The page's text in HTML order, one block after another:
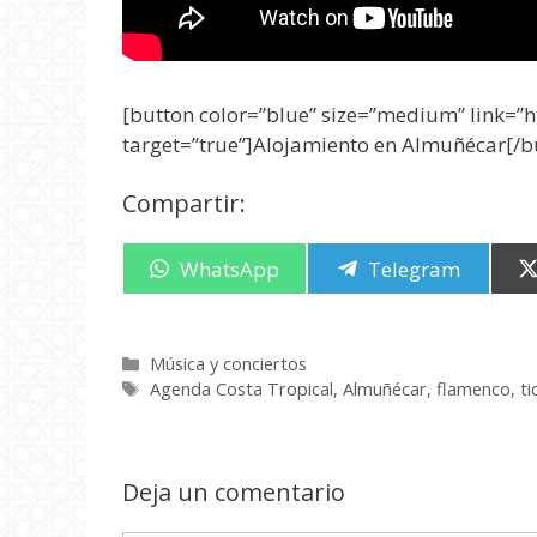
[button color=”blue” size=”medium”
target=”true”]Alojamiento en Almuñécar[/
Compartir:
Compartir
en
WhatsApp Compartir
en
Telegram
Categorías
Música y conciertos
Etiquetas
Agenda Costa Tropical,Almuñécar,flamenco,
Deja un comentario